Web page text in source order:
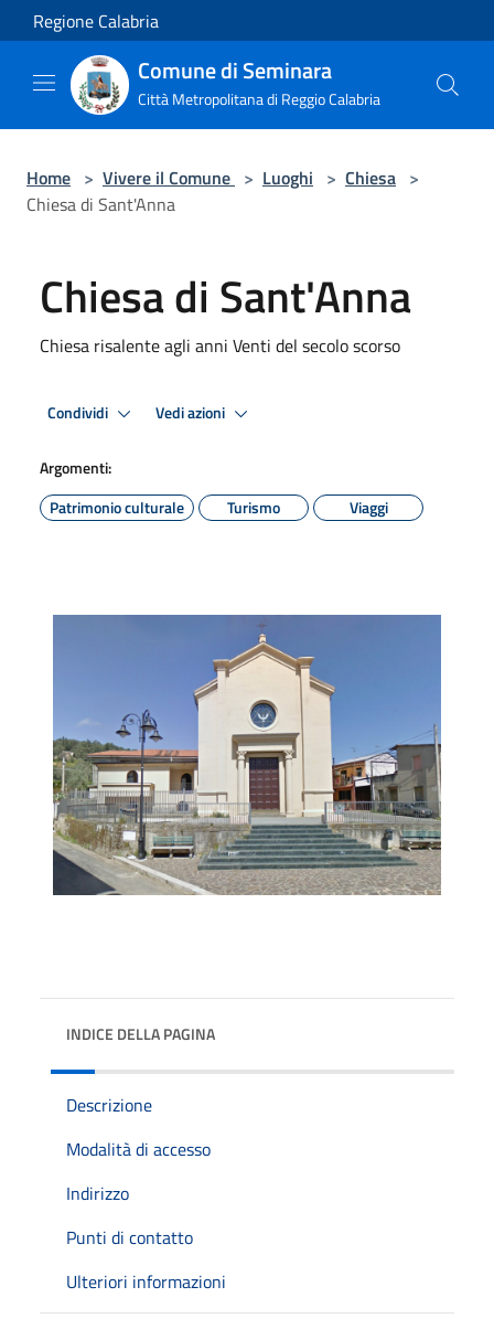
Salta al contenuto principale
Regione Calabria
Comune di Seminara
Città Metropolitana di Reggio Calabria
Home > Vivere il Comune > Luoghi > Chiesa >
Chiesa di Sant'Anna
Chiesa di Sant'Anna
Chiesa risalente agli anni Venti del secolo scorso
Condividi Vedi azioni
Argomenti:
Patrimonio culturale
Turismo Viaggi
INDICE DELLA PAGINA
Descrizione
Modalità di accesso
Indirizzo
Punti di contatto
Ulteriori informazioni